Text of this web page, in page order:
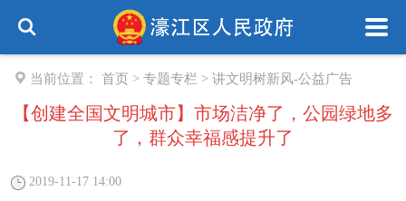
当前位置： 首页 > 专题专栏 > 讲文明树新风-公益广告
【创建全国文明城市】市场洁净了，公园绿地多
了，群众幸福感提升了
2019-11-17 14:00